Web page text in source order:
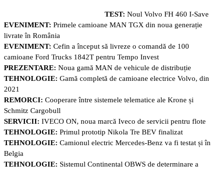
TEST: Noul Volvo FH 460 I-Save
EVENIMENT: Primele camioane MAN TGX din noua generație
livrate în România
EVENIMENT: Cefin a început să livreze o comandă de 100
camioane Ford Trucks 1842T pentru Tempo Invest
PREZENTARE: Noua gamă MAN de vehicule de distribuție
TEHNOLOGIE: Gamă completă de camioane electrice Volvo, din
2021
REMORCI: Cooperare între sistemele telematice ale Krone și
Schmitz Cargobull
SERVICII: IVECO ON, noua marcă Iveco de servicii pentru flote
TEHNOLOGIE: Primul prototip Nikola Tre BEV finalizat
TEHNOLOGIE: Camionul electric Mercedes-Benz va fi testat și în
Belgia
TEHNOLOGIE: Sistemul Continental OBWS de determinare a